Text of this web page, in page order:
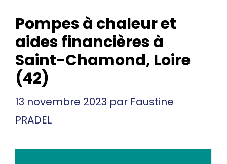
Pompes à chaleur et
aides financières à
Saint-Chamond, Loire
(42)
13 novembre 2023 par Faustine
PRADEL